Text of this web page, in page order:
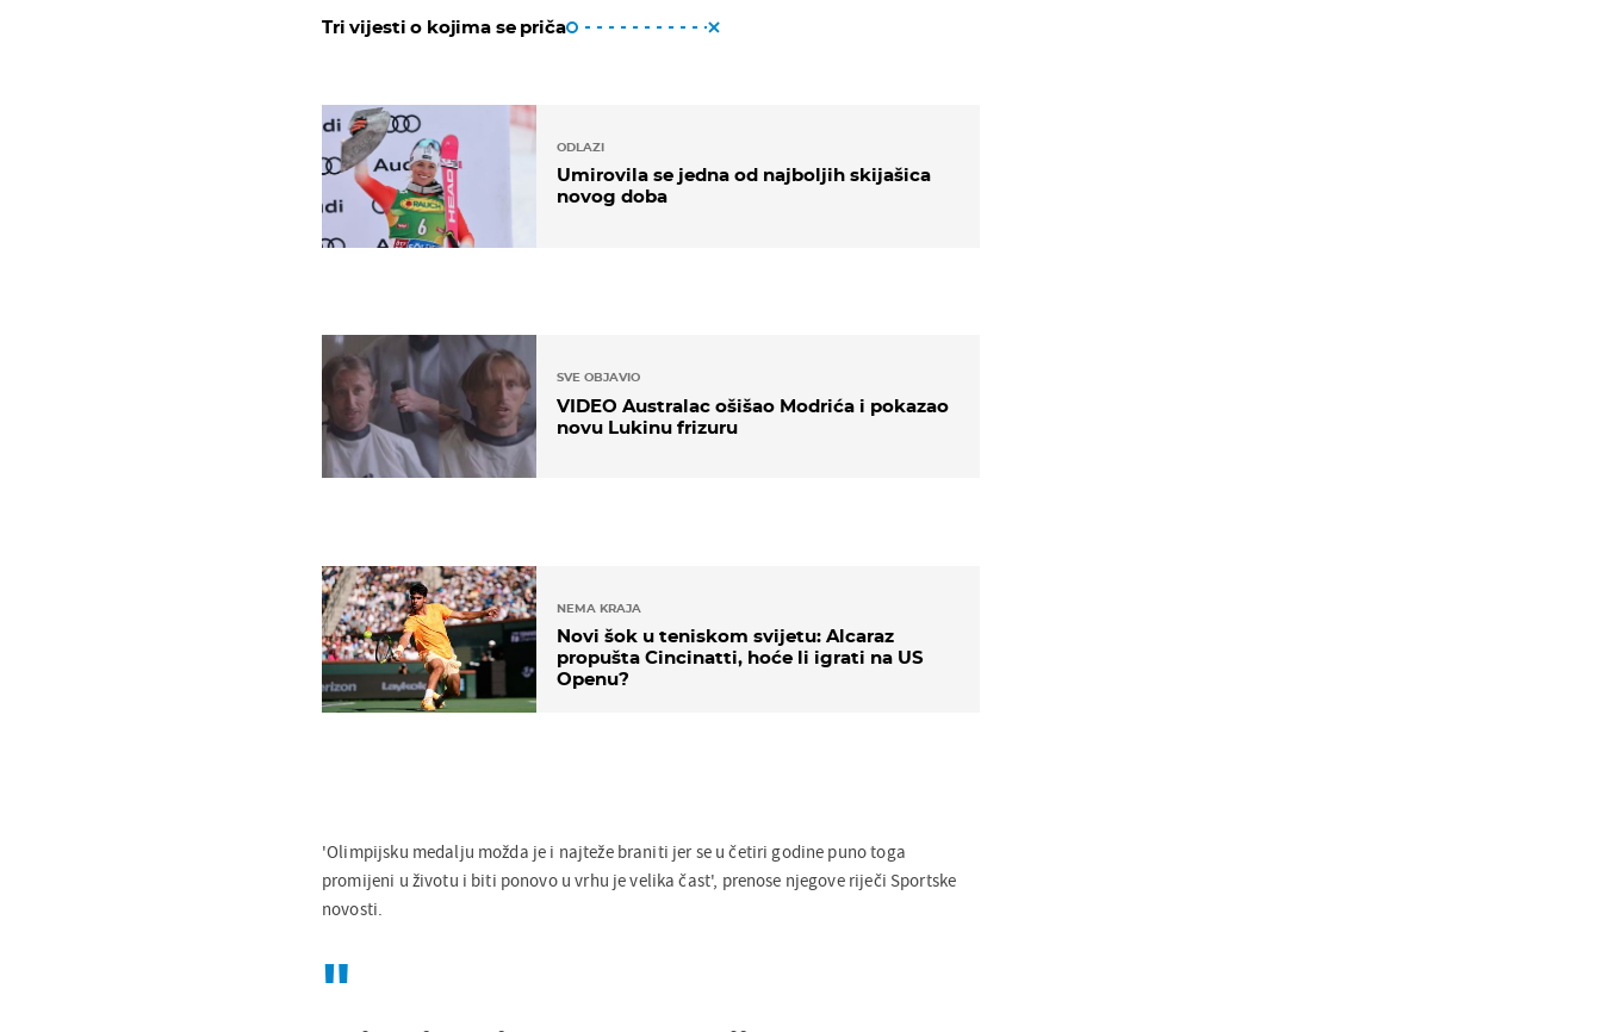
Tri vijesti o kojima se priča
ODLAZI
Umirovila se jedna od najboljih skijašica
novog doba
SVE OBJAVIO
VIDEO Australac ošišao Modrića i pokazao
novu Lukinu frizuru
NEMA KRAJA
Novi šok u teniskom svijetu: Alcaraz
propušta Cincinatti, hoće li igrati na US
Openu?
'Olimpijsku medalju možda je i najteže braniti jer se u četiri godine puno toga
promijeni u životu i biti ponovo u vrhu je velika čast', prenose njegove riječi Sportske
novosti.